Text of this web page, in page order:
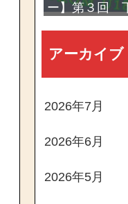
ー】第３回
アーカイブ
2026年7月
2026年6月
2026年5月